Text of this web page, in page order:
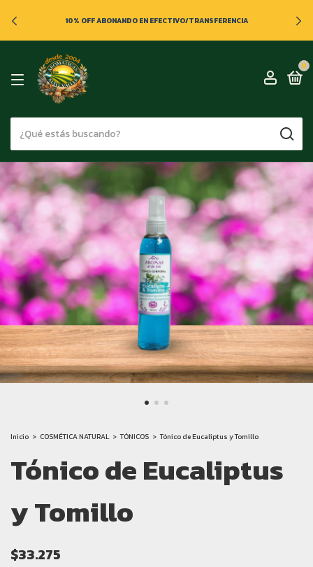
10% OFF ABONANDO EN EFECTIVO/TRANSFERENCIA
0
Inicio > COSMÉTICA NATURAL > TÓNICOS > Tónico de Eucaliptus y Tomillo
Tónico de Eucaliptus
y Tomillo
$33.275